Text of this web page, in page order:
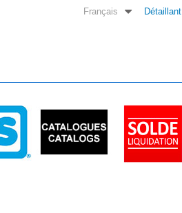
Détaillant
Français